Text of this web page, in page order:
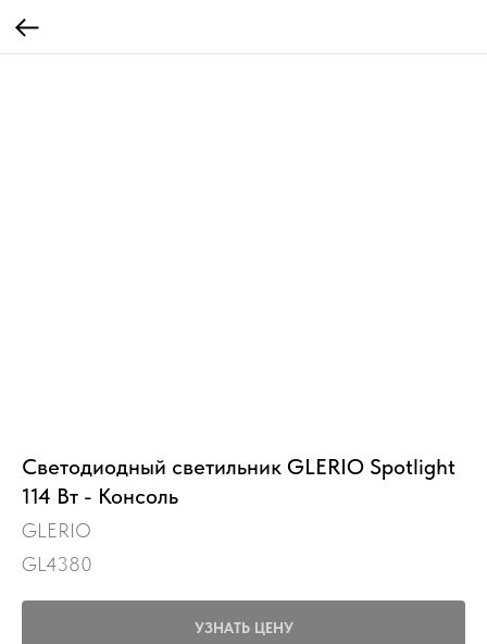
Светодиодный светильник GLERIO Spotlight
114 Вт - Консоль
GLERIO
GL4380
УЗНАТЬ ЦЕНУ